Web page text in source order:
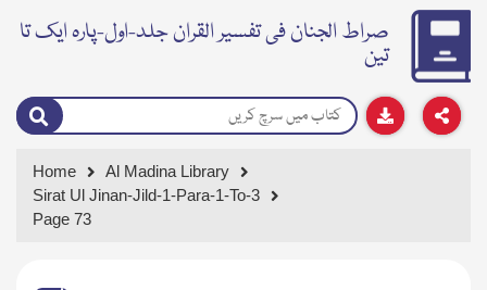
صراط الجنان فی تفسیر القران جلد-اول-پارہ ایک تا
تین
Home
Al Madina Library
Sirat Ul Jinan-Jild-1-Para-1-To-3
Page 73